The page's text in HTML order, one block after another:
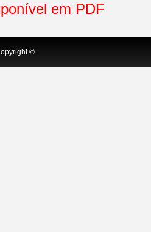
em PDF
©